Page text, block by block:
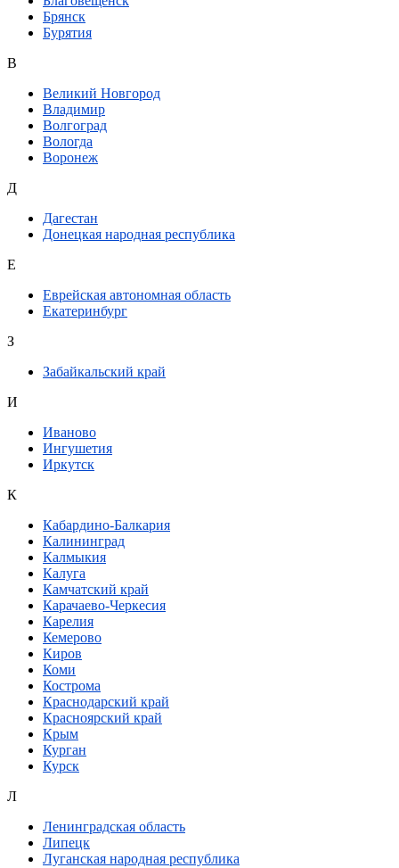
Брянск
Бурятия
В
Великий Новгород
Владимир
Волгоград
Вологда
Воронеж
Д
Дагестан
Донецкая народная республика
Е
Еврейская автономная область
Екатеринбург
З
Забайкальский край
И
Иваново
Ингушетия
Иркутск
К
Кабардино-Балкария
Калининград
Калмыкия
Калуга
Камчатский край
Карачаево-Черкесия
Карелия
Кемерово
Киров
Коми
Кострома
Краснодарский край
Красноярский край
Крым
Курган
Курск
Л
Ленинградская область
Липецк
Луганская народная республика